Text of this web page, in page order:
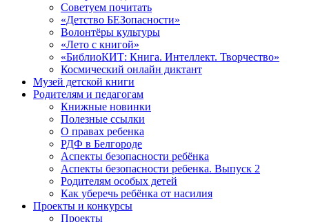
Советуем почитать
«Детство БЕЗопасности»
Волонтёры культуры
«Лето с книгой»
«БиблиоКИТ: Книга. Интеллект. Творчество»
Космический онлайн диктант
Музей детской книги
Родителям и педагогам
Книжные новинки
Полезные ссылки
О правах ребенка
РДФ в Белгороде
Аспекты безопасности ребёнка
Аспекты безопасности ребенка. Выпуск 2
Родителям особых детей
Как уберечь ребёнка от насилия
Проекты и конкурсы
Проекты